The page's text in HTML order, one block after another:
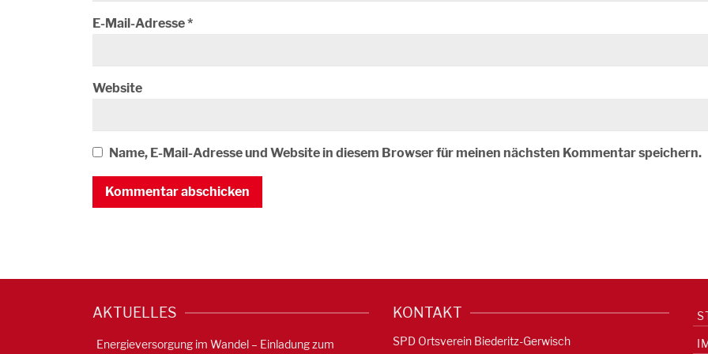
E-Mail-Adresse*
Website
Name, E-Mail-Adresse und Website in diesem Browser für meinen nächsten Kommentar speichern.
AKTUELLES
Energieversorgung im Wandel – Einladung zum
KONTAKT
SPD Ortsverein Biederitz-Gerwisch